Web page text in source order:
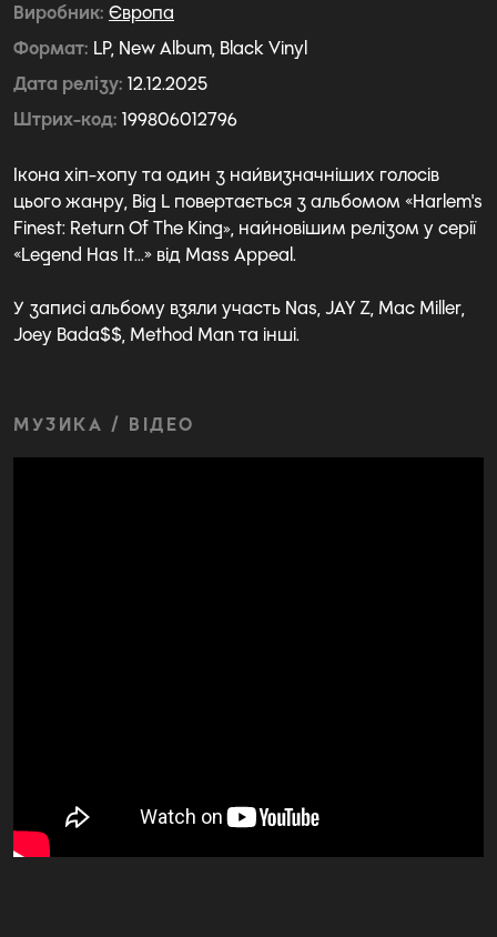
Виробник Європа
Формат LP, New Album, Black Vinyl
Дата релізу 12.12.2025
Штрих-код 199806012796
Ікона хіп-хопу та один з найвизначніших голосів
цього жанру, Big L повертається з альбомом «Harlem's
Finest: Return Of The King», найновішим релізом у серії
«Legend Has It...» від Mass Appeal.
У записі альбому взяли участь Nas, JAY Z, Mac Miller,
Joey Bada$$, Method Man та інші.
МУЗИКА / ВІДЕО